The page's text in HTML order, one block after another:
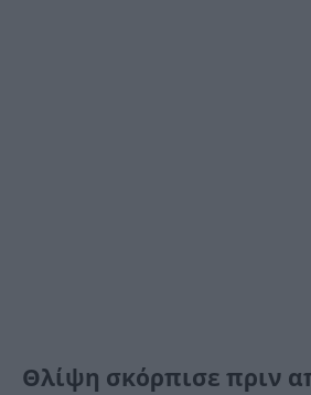
Θλίψη σκόρπισε πριν